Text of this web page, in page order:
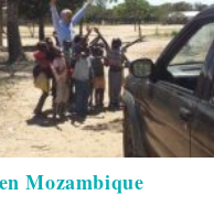
Mozambique